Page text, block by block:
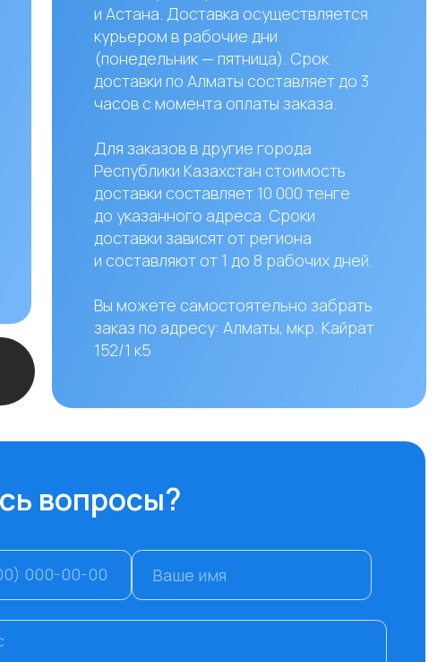
до указанного адреса. Сроки
доставки зависят от региона
и составляют от 1 до 8 рабочих дней.
Вы можете самостоятельно забрать
заказ по адресу: Алматы, мкр. Кайрат